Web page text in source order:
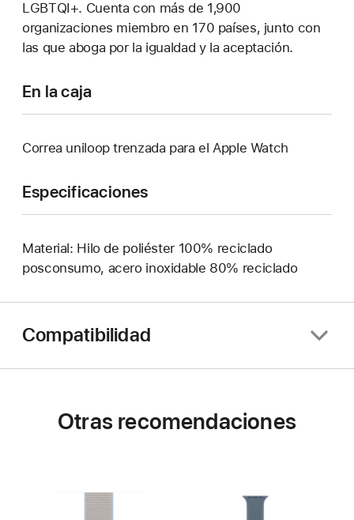
LGBTQI+. Cuenta con más de 1,900
organizaciones miembro en 170 países, junto con
las que aboga por la igualdad y la aceptación.
En la caja
Correa uniloop trenzada para el Apple Watch
Especificaciones
Material: Hilo de poliéster 100% reciclado
posconsumo, acero inoxidable 80% reciclado
Compatibilidad
Otras recomendaciones